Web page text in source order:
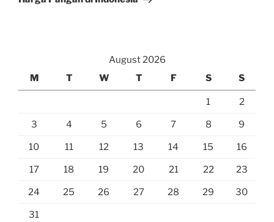
August 2026
M
T W T F S S
1 2
3 4 5 6 7 8 9
10 11 12 13 14 15 16
17 18 19 20 21 22 23
24 25 26 27 28 29 30
31